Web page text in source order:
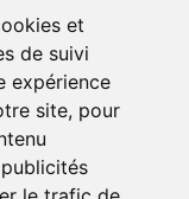
et
de suivi
expérience
site, pour